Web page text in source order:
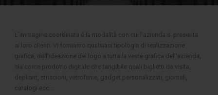
L’immagine coordinata è la modalità con cui l'azienda si presenta
ai loro clienti. Vi forniamo qualsiasi tipologia di realizzazione
grafica, dall'ideazione del logo a tutta la veste grafica dell'azienda,
sia come prodotto digitale che tangibile quali biglietti da visita,
depliant, striscioni, vetrofanie, gadget personalizzati, giornali,
catalogi ecc...